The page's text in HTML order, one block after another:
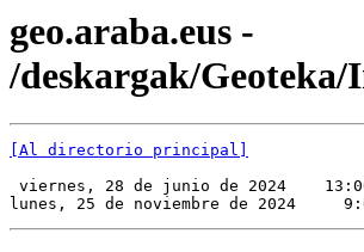
geo.araba.eus -
/deskargak/Geoteka/
[Al directorio principal]
viernes, 28 de junio de 2024
lunes, 25 de noviembre de 2024